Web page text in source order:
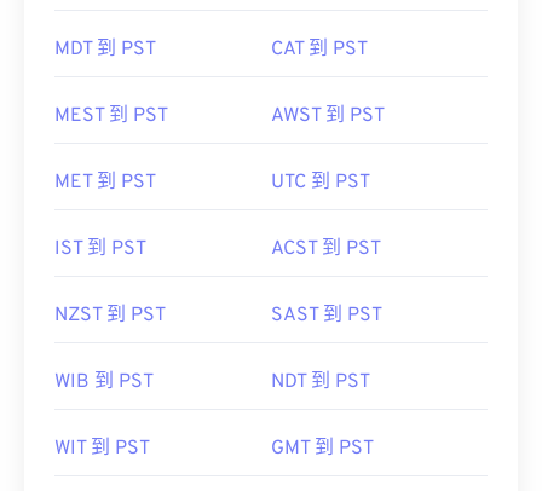
MDT 到 PST CAT 到 PST
MEST 到 PST AWST 到 PST
MET 到 PST UTC 到 PST
IST 到 PST ACST 到 PST
NZST 到 PST SAST 到 PST
WIB 到 PST NDT 到 PST
WIT 到 PST GMT 到 PST